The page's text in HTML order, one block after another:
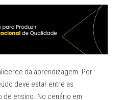
da aprendizagem. Por
deve estar entre as
de ensino. No cenário em